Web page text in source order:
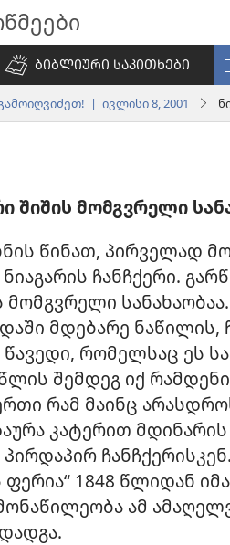
ᲑᲘᲑᲚᲘᲣᲠᲘ ᲡᲐᲙᲘᲗᲮᲔᲑᲘ
| ივლისი 8, 2001
შიშის მომგვრელი
წინათ, პირველად
ჩანჩქერი.
მდებარე ნაწილის,
წავედი, რომელსაც ეს
შემდეგ იქ
რამ მაინც
კატერით
1848 წლიდან
ამ